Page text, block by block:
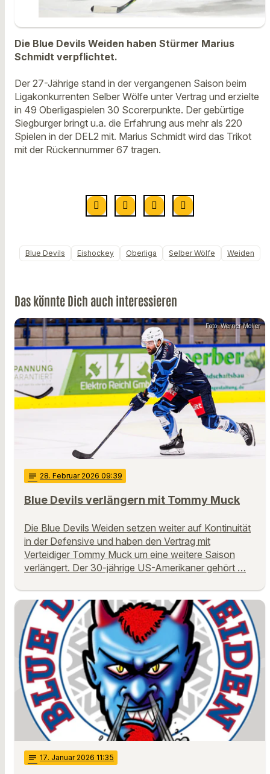
Die Blue Devils Weiden haben Stürmer Marius
Schmidt verpflichtet.
Der 27-Jährige stand in der vergangenen Saison beim
Ligakonkurrenten Selber Wölfe unter Vertrag und erzielte
in 49 Oberligaspielen 30 Scorerpunkte. Der gebürtige
Siegburger bringt u.a. die Erfahrung aus mehr als 220
Spielen in der DEL2 mit. Marius Schmidt wird das Trikot
mit der Rückennummer 67 tragen.
Blue Devils Eishockey Oberliga Selber Wölfe Weiden
Das könnte Dich auch interessieren
Foto: Werner Moller
notes 28. Februar 2026 09:39
Blue Devils verlängern mit Tommy Muck
Die Blue Devils Weiden setzen weiter auf Kontinuität
in der Defensive und haben den Vertrag mit
Verteidiger Tommy Muck um eine weitere Saison
verlängert. Der 30-jährige US-Amerikaner gehört …
notes 17. Januar 2026 11:35